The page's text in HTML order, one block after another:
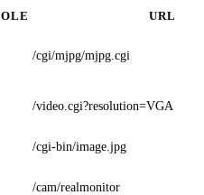
URL
/cgi/mjpg/mjpg.cgi
/video.cgi?resolution=VGA
/cgi-bin/image.jpg
/cam/realmonitor